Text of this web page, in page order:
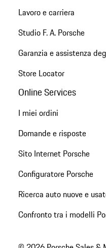
Lavoro e carriera
Studio F. A. Porsche
Garanzia e assistenza
Store Locator
Online Services
I miei ordini
Domande e risposte
Sito Internet Porsche
Configuratore Porsche
Ricerca auto nuove e
Confronto tra i modelli